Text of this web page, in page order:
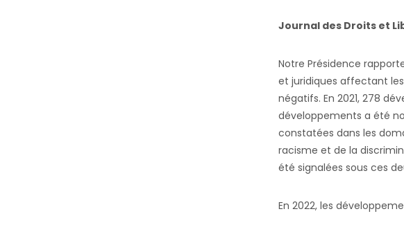
Journal des Droits et
Notre Présidence
et juridiques affectant
négatifs. En 2021, 278
développements a été
constatées dans les
racisme et de la
été signalées sous ces
En 2022, les